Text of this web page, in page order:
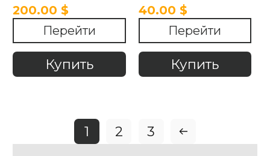
200.00 $
Перейти
Купить
40.00 $
Перейти
Купить
1 2 3